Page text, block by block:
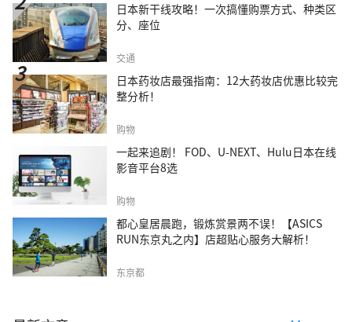
日本新干线攻略！一次搞懂购票方式、种类区
分、座位
交通
日本药妆店最强指南：12大药妆店优惠比较完
整分析！
购物
一起来追剧！ FOD、U-NEXT、Hulu日本在线
影音平台8选
购物
都心皇居晨跑，锻炼赏景两不误！【ASICS
RUN东京丸之内】店超贴心服务大解析！
东京都